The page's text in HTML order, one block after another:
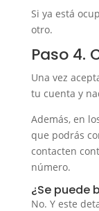
Si ya está
otro.
Paso 4.
Una vez
tu cuenta y
Además, en
que podrás
contacten
número.
¿Se puede
No. Y este